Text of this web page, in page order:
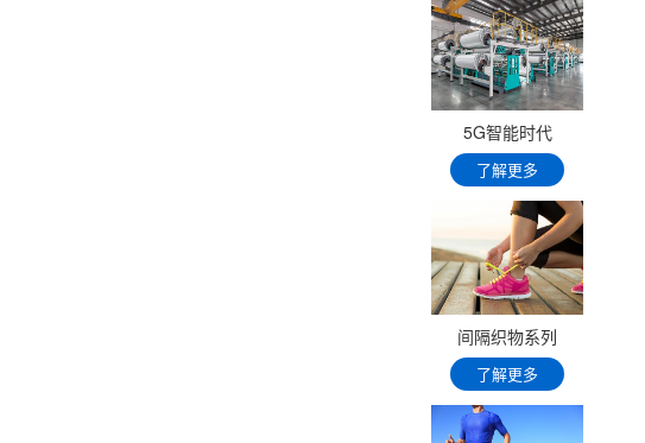
5G智能时代
了解更多
间隔织物系列
了解更多